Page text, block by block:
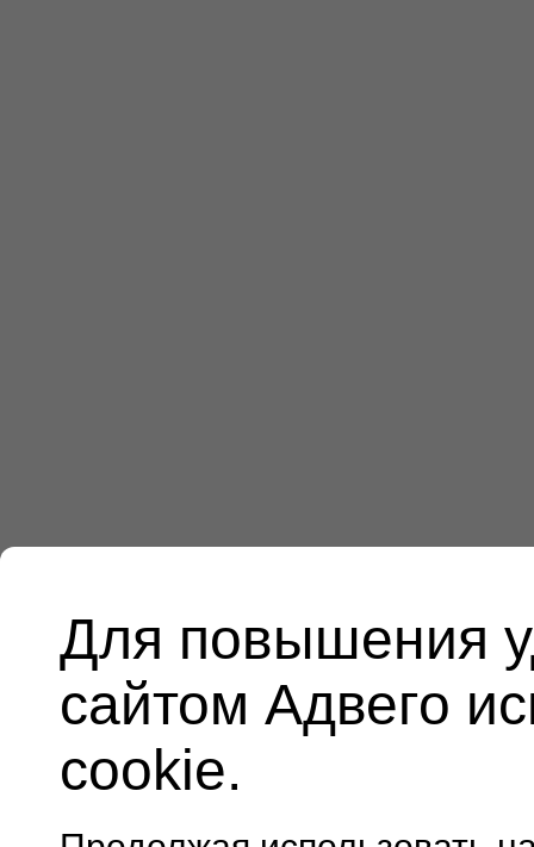
Для повышения
сайтом Адвего
cookie.